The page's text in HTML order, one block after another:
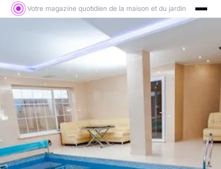
Votre magazine quotidien de la maison et du jardin